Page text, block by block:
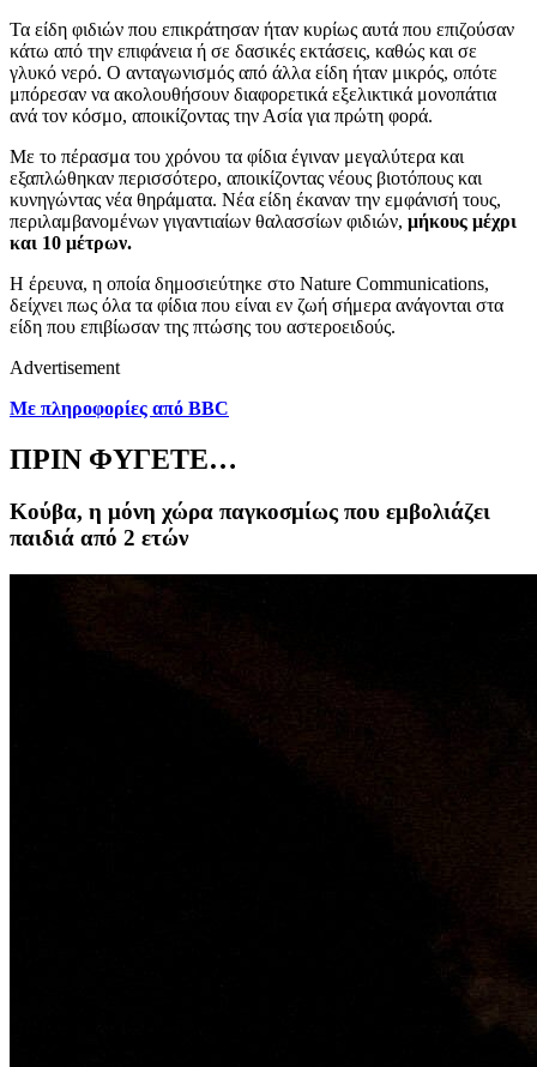
Τα είδη φιδιών που επικράτησαν ήταν κυρίως αυτά που επιζούσαν
κάτω από την επιφάνεια ή σε δασικές εκτάσεις, καθώς και σε
γλυκό νερό. Ο ανταγωνισμός από άλλα είδη ήταν μικρός, οπότε
μπόρεσαν να ακολουθήσουν διαφορετικά εξελικτικά μονοπάτια
ανά τον κόσμο, αποικίζοντας την Ασία για πρώτη φορά.
Με το πέρασμα του χρόνου τα φίδια έγιναν μεγαλύτερα και
εξαπλώθηκαν περισσότερο, αποικίζοντας νέους βιοτόπους και
κυνηγώντας νέα θηράματα. Νέα είδη έκαναν την εμφάνισή τους,
περιλαμβανομένων γιγαντιαίων θαλασσίων φιδιών, μήκους μέχρι
και 10 μέτρων.
Η έρευνα, η οποία δημοσιεύτηκε στο Nature Communications,
δείχνει πως όλα τα φίδια που είναι εν ζωή σήμερα ανάγονται στα
είδη που επιβίωσαν της πτώσης του αστεροειδούς.
Advertisement
Με πληροφορίες από BBC
ΠΡΙΝ ΦΥΓΕΤΕ…
Κούβα, η μόνη χώρα παγκοσμίως που εμβολιάζει
παιδιά από 2 ετών